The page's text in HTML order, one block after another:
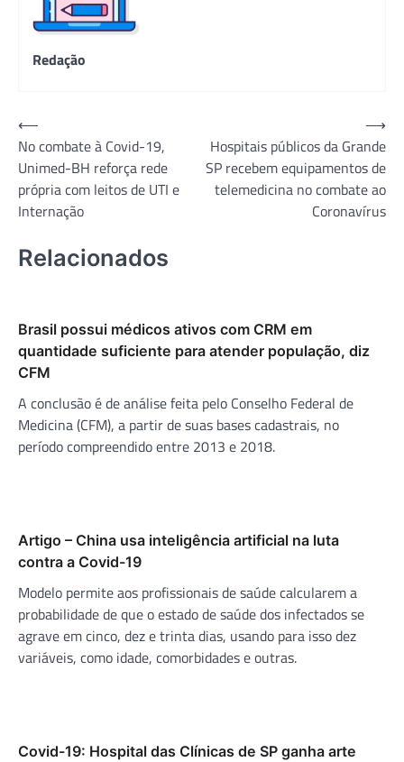
Redação
Navegação
de
Post
⟵
No combate à Covid-19,
Unimed-BH reforça rede
própria com leitos de UTI e
Internação
Hospitais públicos da Grande
SP recebem equipamentos de
telemedicina no combate ao
Coronavírus
⟶
Relacionados
Brasil possui médicos ativos com CRM em
quantidade suficiente para atender população, diz
CFM
A conclusão é de análise feita pelo Conselho Federal de
Medicina (CFM), a partir de suas bases cadastrais, no
período compreendido entre 2013 e 2018.
Artigo – China usa inteligência artificial na luta
contra a Covid-19
Modelo permite aos profissionais de saúde calcularem a
probabilidade de que o estado de saúde dos infectados se
agrave em cinco, dez e trinta dias, usando para isso dez
variáveis, como idade, comorbidades e outras.
Covid-19: Hospital das Clínicas de SP ganha arte